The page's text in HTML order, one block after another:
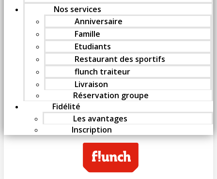
Nos services
Anniversaire
Famille
Etudiants
Restaurant des sportifs
flunch traiteur
Livraison
Réservation groupe
Fidélité
Les avantages
Inscription